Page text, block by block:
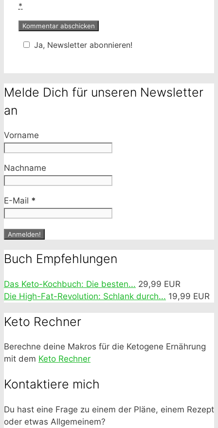
*
Ja, Newsletter abonnieren!
Melde Dich für unseren Newsletter
an
Vorname
Nachname
E-Mail *
Buch Empfehlungen
Das Keto-Kochbuch: Die besten... 29,99 EUR
Die High-Fat-Revolution: Schlank durch... 19,99 EUR
Keto Rechner
Berechne deine Makros für die Ketogene Ernährung
mit dem Keto Rechner
Kontaktiere mich
Du hast eine Frage zu einem der Pläne, einem Rezept
oder etwas Allgemeinem?